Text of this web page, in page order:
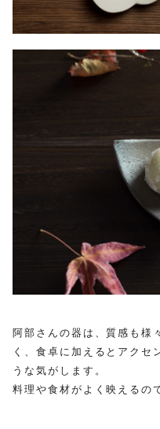
阿部さんの器は、質感も様
く、食卓に加えるとアクセ
うな気がします。
料理や食材がよく映えるの